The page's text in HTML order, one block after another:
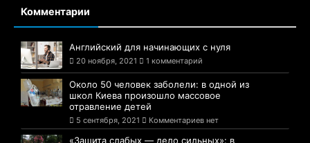
Комментарии
Английский для начинающих с нуля
20 ноября, 2021 1 комментарий
Около 50 человек заболели: в одной из
школ Киева произошло массовое
отравление детей
5 сентября, 2021 Комментариев нет
«Защита слабых — дело сильных»: в